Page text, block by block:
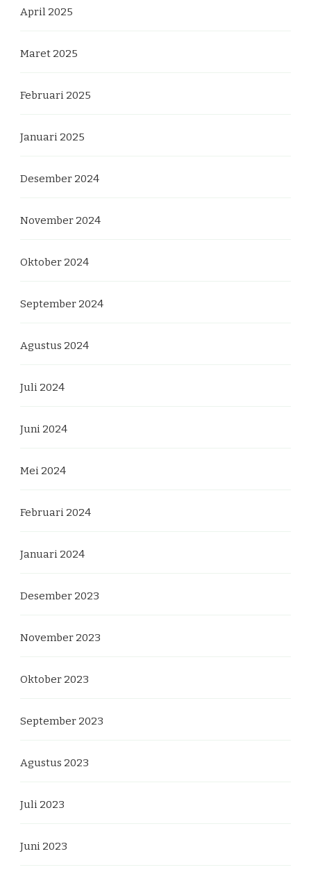
April 2025
Maret 2025
Februari 2025
Januari 2025
Desember 2024
November 2024
Oktober 2024
September 2024
Agustus 2024
Juli 2024
Juni 2024
Mei 2024
Februari 2024
Januari 2024
Desember 2023
November 2023
Oktober 2023
September 2023
Agustus 2023
Juli 2023
Juni 2023